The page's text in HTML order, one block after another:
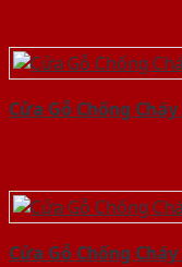
Cửa Gỗ Chống
Cửa Gỗ Chống